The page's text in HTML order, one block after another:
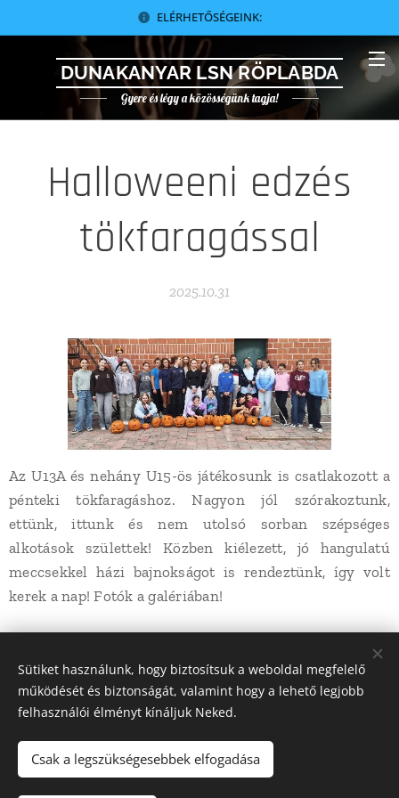
ELÉRHETŐSÉGEINK:
DUNAKANYAR LSN RÖPLABDA
Gyere és légy a közösségünk tagja!
Halloweeni edzés
tökfaragással
2025.10.31
Az U13A és nehány U15-ös játékosunk is csatlakozott a
pénteki tökfaragáshoz. Nagyon jól szórakoztunk,
ettünk, ittunk és nem utolsó sorban szépséges
alkotások születtek! Közben kiélezett, jó hangulatú
meccsekkel házi bajnokságot is rendeztünk, így volt
kerek a nap! Fotók a galériában!
© 2022 Dunakanyar LSN Röplabda | Minden jog fenntartva |
Webdesign: Ádám Építő Kft.
Sütiket használunk, hogy biztosítsuk a weboldal megfelelő
működését és biztonságát, valamint hogy a lehető legjobb
felhasználói élményt kínáljuk Neked.
Csak a legszükségesebbek elfogadása